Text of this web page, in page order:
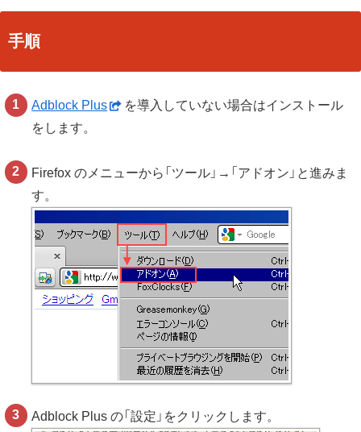
手順
Adblock Plus
を導入していない場合はインストール
をします。
Firefox のメニューから「ツール」→「アドオン」と進みま
す。
Adblock Plus の「設定」をクリックします。